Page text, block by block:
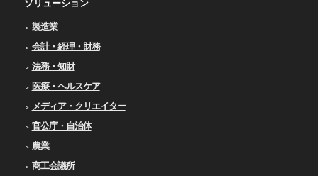
ソリューション
製造業
会計・経理・財務
法務・知財
医療・ヘルスケア
メディア・クリエイター
官公庁・自治体
農業
商工会議所